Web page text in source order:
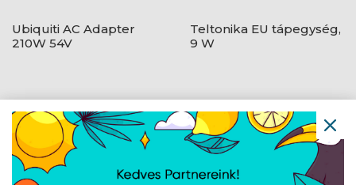
Ubiquiti AC Adapter
210W 54V
Teltonika EU tápegység,
9 W